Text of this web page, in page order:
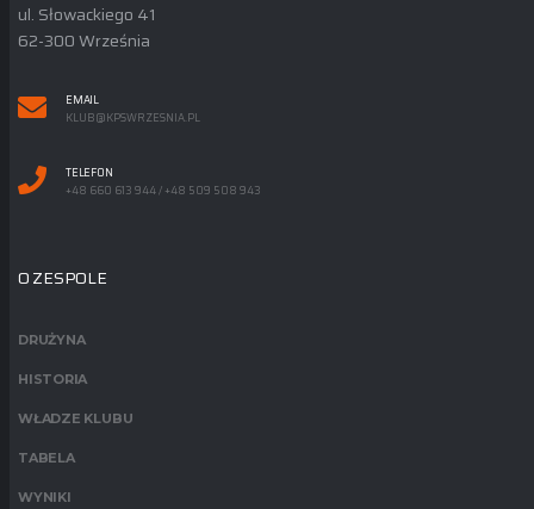
ul. Słowackiego 41
62-300 Września
EMAIL
KLUB@KPSWRZESNIA.PL
TELEFON
+48 660 613 944 / +48 509 508 943
O ZESPOLE
DRUŻYNA
HISTORIA
WŁADZE KLUBU
TABELA
WYNIKI